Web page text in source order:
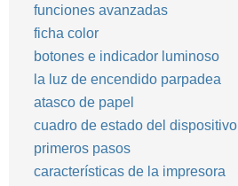
funciones avanzadas
ficha color
botones e indicador luminoso
la luz de encendido parpadea
atasco de papel
cuadro de estado del dispositivo
primeros pasos
características de la impresora